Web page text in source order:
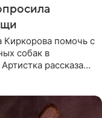
Киркорова помочь с
собак в
рассказала